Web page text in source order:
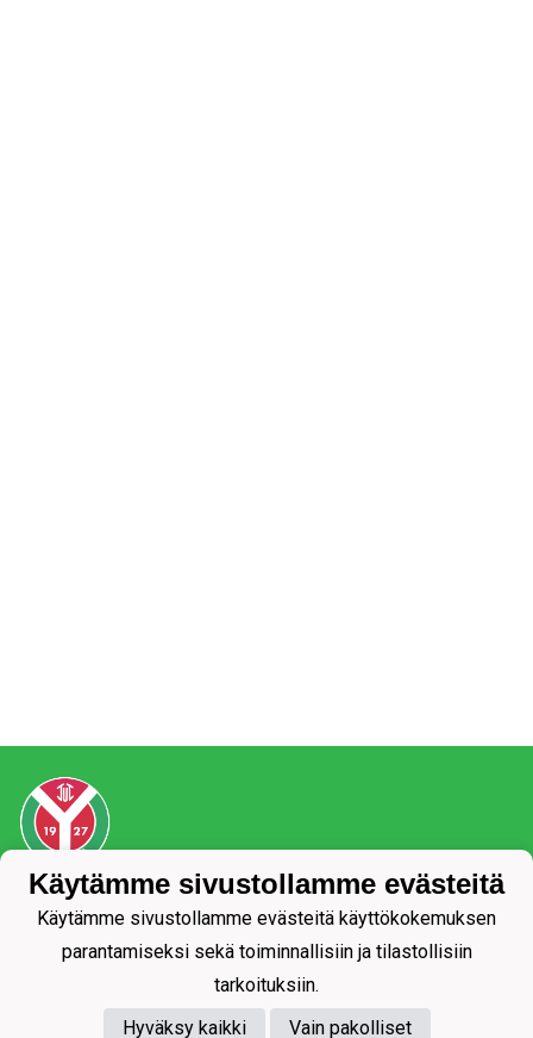
Tietosuojaseloste
Käytämme sivustollamme evästeitä
Käytämme sivustollamme evästeitä käyttökokemuksen
parantamiseksi sekä toiminnallisiin ja tilastollisiin
tarkoituksiin.
Hyväksy kaikki
Vain pakolliset